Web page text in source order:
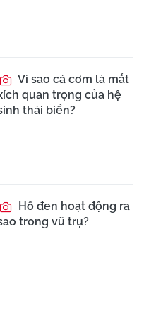
Vì sao cá cơm là mắt
quan trọng của hệ
thái biển?
Hố đen hoạt động ra
trong vũ trụ?